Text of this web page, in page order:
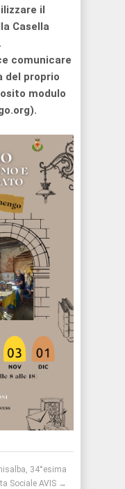
il
Casella
comunicare
del proprio
modulo
34°esima
Sociale AVIS →